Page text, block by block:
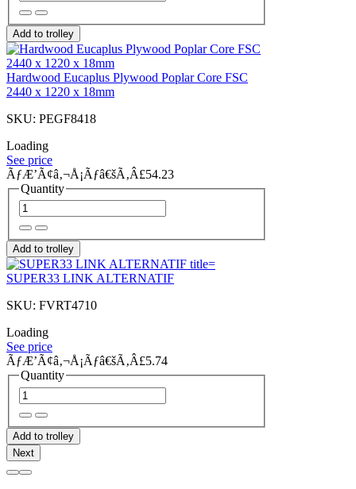
Add to trolley
Hardwood Eucaplus Plywood Poplar Core FSC
2440 x 1220 x 18mm
SKU: PEGF8418
Loading
See price
ÃƒÆ’Ã¢â‚¬Å¡Ãƒâ€šÃ‚Â£54.23
Quantity
Add to trolley
SUPER33 LINK ALTERNATIF
SKU: FVRT4710
Loading
See price
ÃƒÆ’Ã¢â‚¬Å¡Ãƒâ€šÃ‚Â£5.74
Quantity
Add to trolley
Next